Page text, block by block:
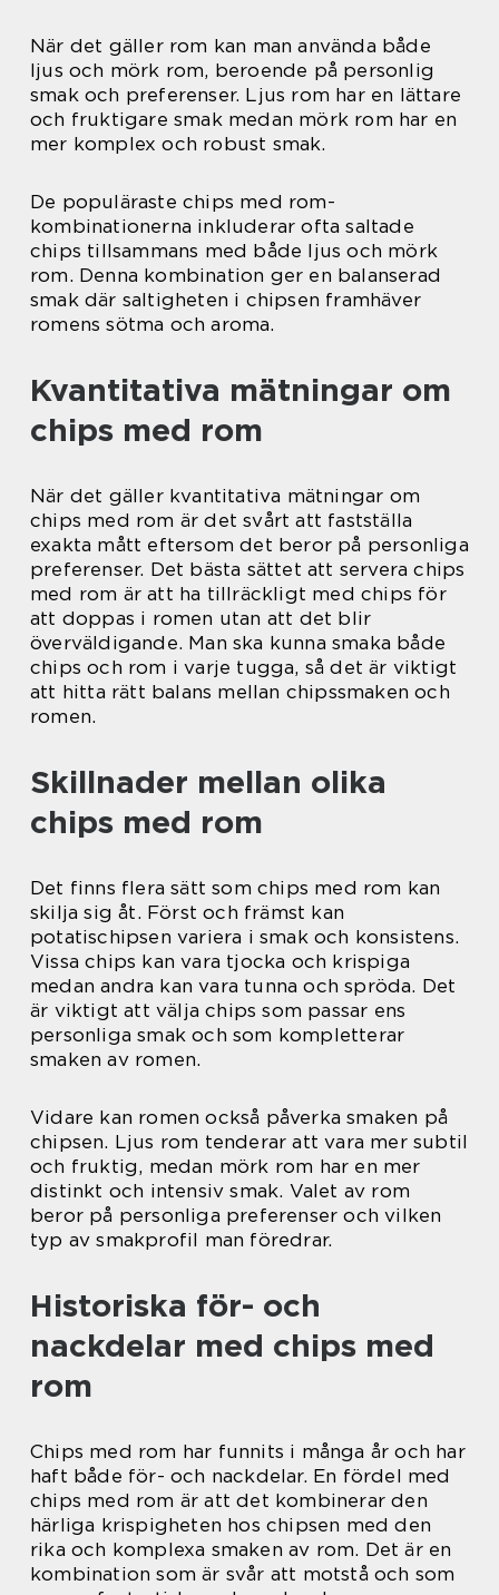
När det gäller rom kan man använda både
ljus och mörk rom, beroende på personlig
smak och preferenser. Ljus rom har en lättare
och fruktigare smak medan mörk rom har en
mer komplex och robust smak.
De populäraste chips med rom-
kombinationerna inkluderar ofta saltade
chips tillsammans med både ljus och mörk
rom. Denna kombination ger en balanserad
smak där saltigheten i chipsen framhäver
romens sötma och aroma.
Kvantitativa mätningar om
chips med rom
När det gäller kvantitativa mätningar om
chips med rom är det svårt att fastställa
exakta mått eftersom det beror på personliga
preferenser. Det bästa sättet att servera chips
med rom är att ha tillräckligt med chips för
att doppas i romen utan att det blir
överväldigande. Man ska kunna smaka både
chips och rom i varje tugga, så det är viktigt
att hitta rätt balans mellan chipssmaken och
romen.
Skillnader mellan olika
chips med rom
Det finns flera sätt som chips med rom kan
skilja sig åt. Först och främst kan
potatischipsen variera i smak och konsistens.
Vissa chips kan vara tjocka och krispiga
medan andra kan vara tunna och spröda. Det
är viktigt att välja chips som passar ens
personliga smak och som kompletterar
smaken av romen.
Vidare kan romen också påverka smaken på
chipsen. Ljus rom tenderar att vara mer subtil
och fruktig, medan mörk rom har en mer
distinkt och intensiv smak. Valet av rom
beror på personliga preferenser och vilken
typ av smakprofil man föredrar.
Historiska för- och
nackdelar med chips med
rom
Chips med rom har funnits i många år och har
haft både för- och nackdelar. En fördel med
chips med rom är att det kombinerar den
härliga krispigheten hos chipsen med den
rika och komplexa smaken av rom. Det är en
kombination som är svår att motstå och som